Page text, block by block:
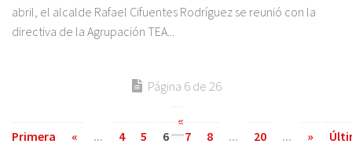
abril, el alcalde Rafael Cifuentes Rodríguez se reunió con la
directiva de la Agrupación TEA...
Página 6 de 26
«
Primera
« ... 4 5 6 7 8 ... 20 ... »